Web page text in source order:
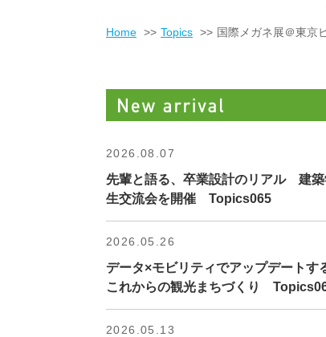
Home Topics 国際メガネ展＠東
2026.08.07
先輩と語る、卒業設計のリアル 建
生交流会を開催 Topics065
2026.05.26
データ×モビリティでアップデートす
これからの観光まちづくり
2026.05.13